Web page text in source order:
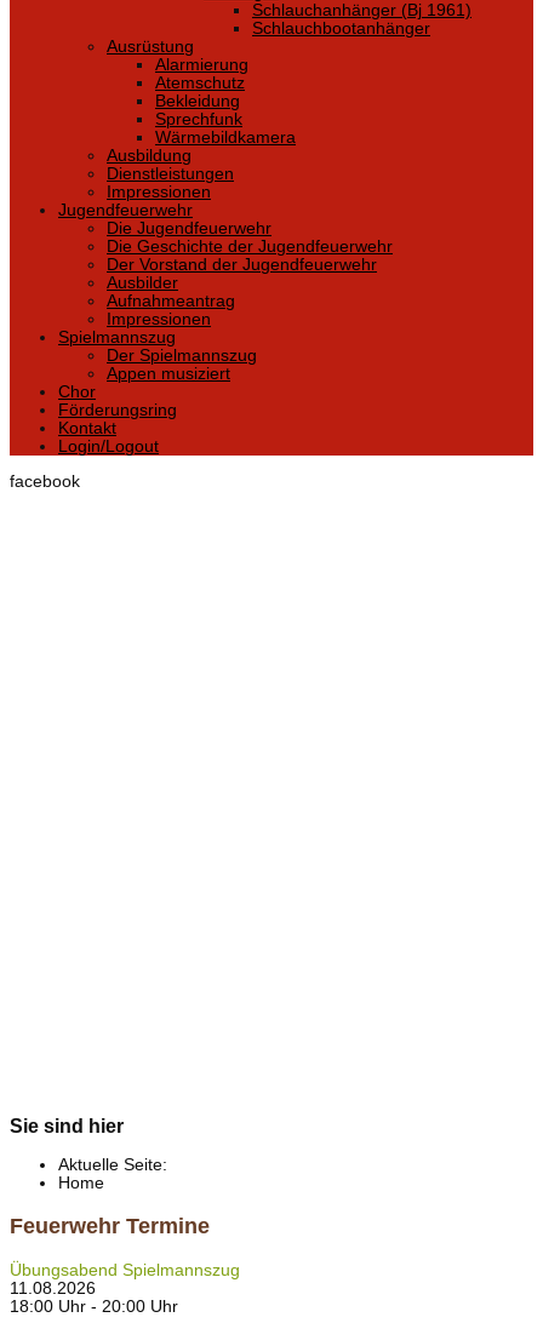
Schlauchanhänger (Bj 1961)
Schlauchbootanhänger
Ausrüstung
Alarmierung
Atemschutz
Bekleidung
Sprechfunk
Wärmebildkamera
Ausbildung
Dienstleistungen
Impressionen
Jugendfeuerwehr
Die Jugendfeuerwehr
Die Geschichte der Jugendfeuerwehr
Der Vorstand der Jugendfeuerwehr
Ausbilder
Aufnahmeantrag
Impressionen
Spielmannszug
Der Spielmannszug
Appen musiziert
Chor
Förderungsring
Kontakt
Login/Logout
facebook
Sie sind hier
Aktuelle Seite:
Home
Feuerwehr Termine
Übungsabend Spielmannszug
11.08.2026
18:00 Uhr - 20:00 Uhr